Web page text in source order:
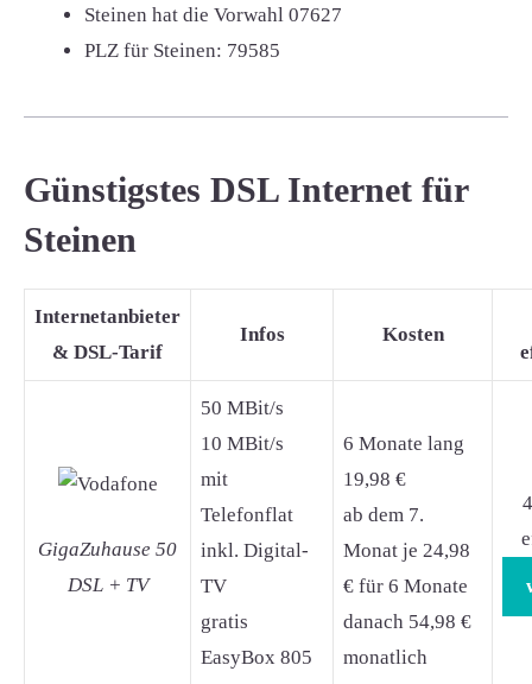
Steinen hat die Vorwahl 07627
PLZ für Steinen: 79585
Günstigstes DSL Internet für
Steinen
Internetanbieter
& DSL-Tarif
Infos Kosten
GigaZuhause 50
DSL + TV
50 MBit/s
10 MBit/s
mit
Telefonflat
inkl. Digital-
TV
gratis
EasyBox 805
6 Monate lang
19,98 €
ab dem 7.
Monat je 24,98
€ für 6 Monate
danach 54,98 €
monatlich